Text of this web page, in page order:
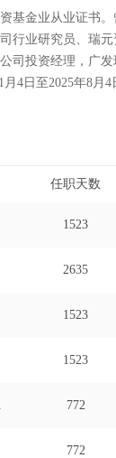
基金业从业证书
行业研究员、瑞
司投资经理，广
4日至2025年8月4
任职天数
1523
2635
1523
1523
772
772